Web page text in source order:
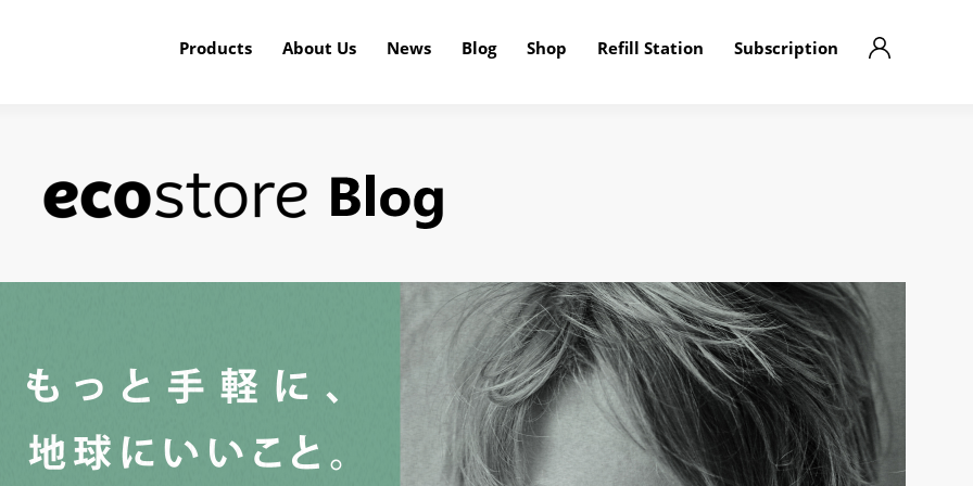
Products About Us News Blog Shop Refill Station Subscription